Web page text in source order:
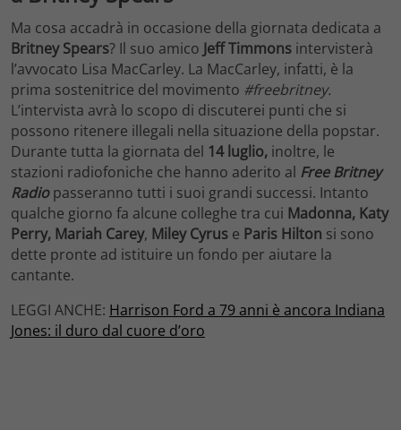
Ma cosa accadrà in occasione della giornata dedicata a
Britney Spears? Il suo amico Jeff Timmons intervisterà
l’avvocato Lisa MacCarley. La MacCarley, infatti, è la
prima sostenitrice del movimento #freebritney.
L’intervista avrà lo scopo di discuterei punti che si
possono ritenere illegali nella situazione della popstar.
Durante tutta la giornata del 14 luglio, inoltre, le
stazioni radiofoniche che hanno aderito al Free Britney
Radiopasseranno tutti i suoi grandi successi. Intanto
qualche giorno fa alcune colleghe tra cui Madonna, Katy
Perry, Mariah Carey, Miley Cyrus e Paris Hilton si sono
dette pronte ad istituire un fondo per aiutare la
cantante.
LEGGI ANCHE: Harrison Ford a 79 anni è ancora Indiana
Jones: il duro dal cuore d’oro